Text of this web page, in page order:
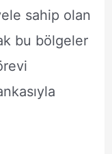
sahip olan
bu bölgeler